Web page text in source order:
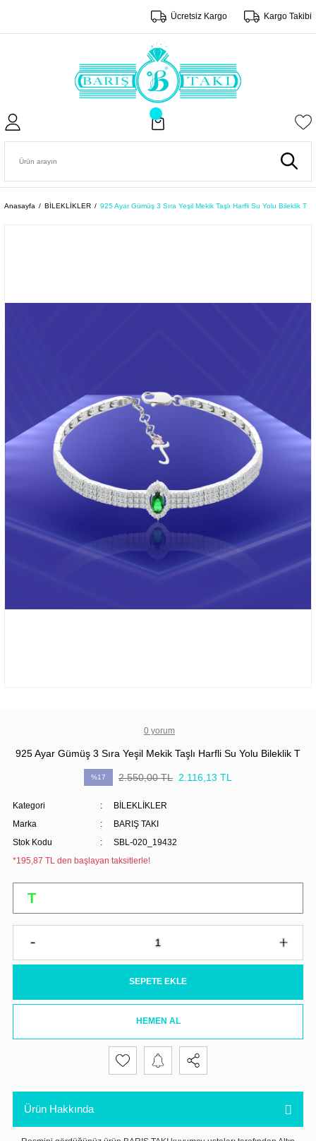
Ücretsiz Kargo Kargo Takibi
Anasayfa BİLEKLİKLER 925 Ayar Gümüş 3 Sıra Yeşil Mekik Taşlı Harfli Su Yolu Bileklik T
0 yorum
925 Ayar Gümüş 3 Sıra Yeşil Mekik Taşlı Harfli Su Yolu Bileklik T
%17 2.550,00 TL 2.116,13 TL
Kategori
BİLEKLİKLER
Marka
BARIŞ TAKI
Stok Kodu
SBL-020_19432
*195,87 TL den başlayan taksitlerle!
SEPETE EKLE
HEMEN AL
Ürün Hakkında